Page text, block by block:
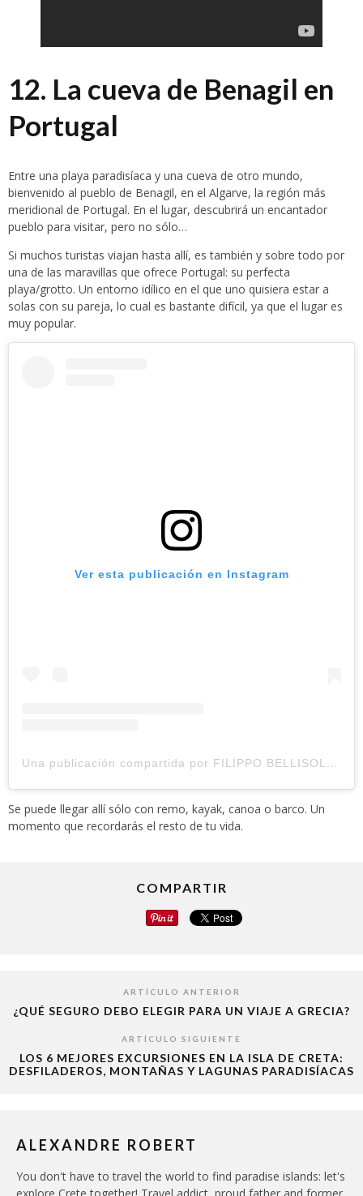
12. La cueva de Benagil en
Portugal
Entre una playa paradisíaca y una cueva de otro mundo,
bienvenido al pueblo de Benagil, en el Algarve, la región más
meridional de Portugal. En el lugar, descubrirá un encantador
pueblo para visitar, pero no sólo…
Si muchos turistas viajan hasta allí, es también y sobre todo por
una de las maravillas que ofrece Portugal: su perfecta
playa/grotto. Un entorno idílico en el que uno quisiera estar a
solas con su pareja, lo cual es bastante difícil, ya que el lugar es
muy popular.
Ver esta publicación en Instagram
Una publicación compartida por FILIPPO BELLISOLA | Content Creator (@sheck)
Se puede llegar allí sólo con remo, kayak, canoa o barco. Un
momento que recordarás el resto de tu vida.
COMPARTIR
ARTÍCULO ANTERIOR
¿QUÉ SEGURO DEBO ELEGIR PARA UN VIAJE A GRECIA?
ARTÍCULO SIGUIENTE
LOS 6 MEJORES EXCURSIONES EN LA ISLA DE CRETA:
DESFILADEROS, MONTAÑAS Y LAGUNAS PARADISÍACAS
ALEXANDRE ROBERT
You don't have to travel the world to find paradise islands: let's
explore Crete together! Travel addict, proud father and former